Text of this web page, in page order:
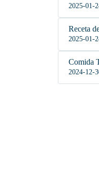
2025-01-
Receta
2025-01-
Comida
2024-12-